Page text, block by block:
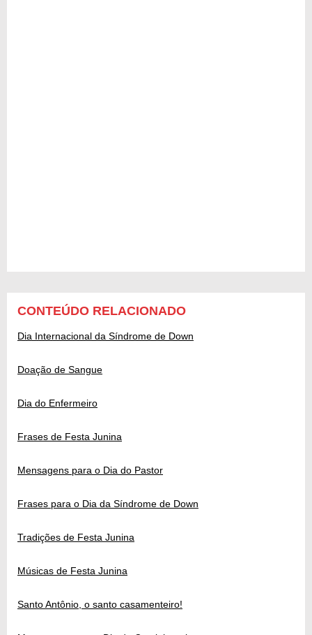
CONTEÚDO RELACIONADO
Dia Internacional da Síndrome de Down
Doação de Sangue
Dia do Enfermeiro
Frases de Festa Junina
Mensagens para o Dia do Pastor
Frases para o Dia da Síndrome de Down
Tradições de Festa Junina
Músicas de Festa Junina
Santo Antônio, o santo casamenteiro!